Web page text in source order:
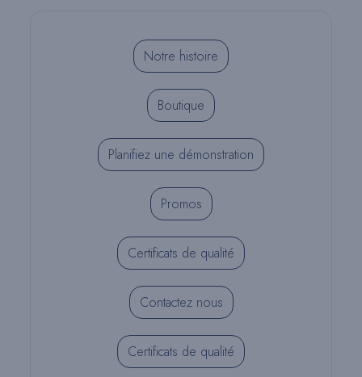
Notre histoire
Boutique
Planifiez une démonstration
Promos
Certificats de qualité
Contactez nous
Certificats de qualité